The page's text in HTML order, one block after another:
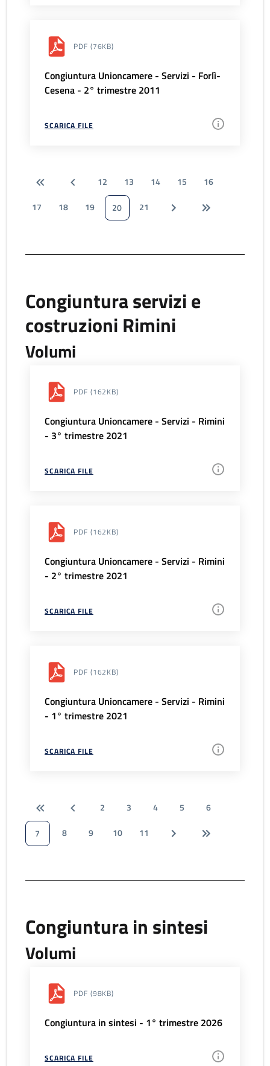
PDF (76KB)
Congiuntura Unioncamere - Servizi - Forlì-
Cesena - 2° trimestre 2011
SCARICA FILE
12 13 14 15
16
17
18 19 20 21
Congiuntura servizi e
costruzioni Rimini
Volumi
PDF (162KB)
Congiuntura Unioncamere - Servizi - Rimini
- 3° trimestre 2021
SCARICA FILE
PDF (162KB)
Congiuntura Unioncamere - Servizi - Rimini
- 2° trimestre 2021
SCARICA FILE
PDF (162KB)
Congiuntura Unioncamere - Servizi - Rimini
- 1° trimestre 2021
SCARICA FILE
2 3 4 5
6
7
8 9 10 11
Congiuntura in sintesi
Volumi
PDF (98KB)
Congiuntura in sintesi - 1° trimestre 2026
SCARICA FILE